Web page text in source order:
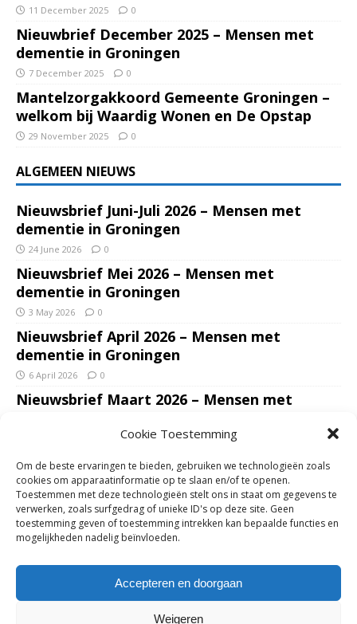
Cookie Toestemming
Om de beste ervaringen te bieden, gebruiken we technologieën zoals
cookies om apparaatinformatie op te slaan en/of te openen.
Toestemmen met deze technologieën stelt ons in staat om gegevens te
verwerken, zoals surfgedrag of unieke ID's op deze site. Geen
toestemming geven of toestemming intrekken kan bepaalde functies en
mogelijkheden nadelig beïnvloeden.
Accepteren en doorgaan
Weigeren
11 December 2025 0
Nieuwbrief December 2025 – Mensen met
dementie in Groningen
7 December 2025 0
Mantelzorgakkoord Gemeente Groningen –
welkom bij Waardig Wonen en De Opstap
29 November 2025 0
ALGEMEEN NIEUWS
Nieuwsbrief Juni-Juli 2026 – Mensen met
dementie in Groningen
24 June 2026 0
Nieuwsbrief Mei 2026 – Mensen met
dementie in Groningen
3 May 2026 0
Nieuwsbrief April 2026 – Mensen met
dementie in Groningen
6 April 2026 0
Nieuwsbrief Maart 2026 – Mensen met
Nieuwsbrief Januari – Februari 2026 – Mensen
met dementie in Groningen
7 February 2026 0
Ondersteun mantelzorgers – gun hun een
adempauze in De Opstap. Inzamelingsactie
voor De Opstap gestart op GoFundMe
0